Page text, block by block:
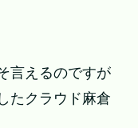
言えるのですが
たクラウド麻倉